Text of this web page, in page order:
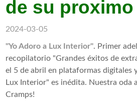
de su proximo
2024-03-05
"Yo Adoro a Lux Interior". Primer
recopilatorio "Grandes éxitos de
el 5 de abril en plataformas digitales
Lux Interior" es inédita. Nuestra oda
Cramps!